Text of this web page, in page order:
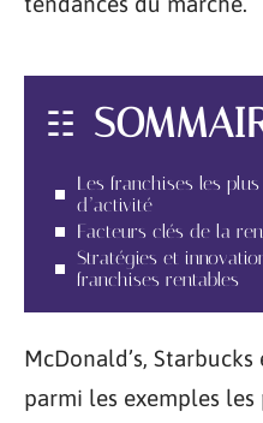
Les franchises les
d’activité
Facteurs clés de la
Stratégies et
franchises rentables
McDonald’s,
parmi les exemples